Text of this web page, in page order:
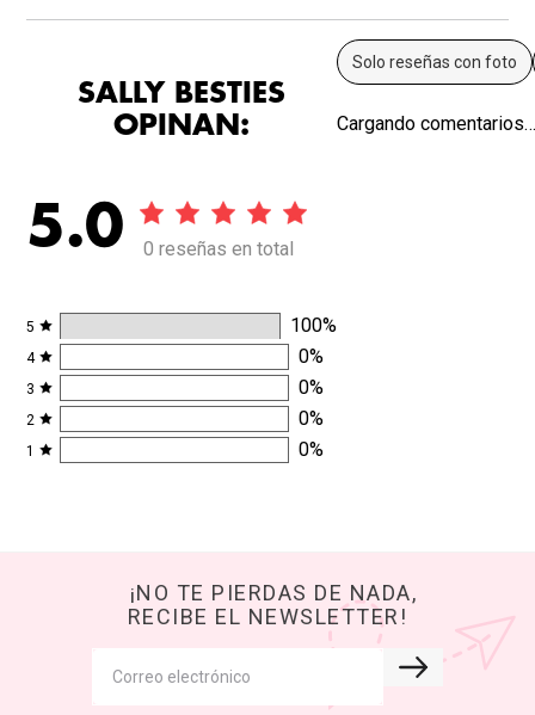
SALLY BESTIES
OPINAN:
5.0 0 reseñas en total
5 100%
4 0%
3 0%
2 0%
1 0%
Solo reseñas con foto
Cargando
¡NO TE PIERDAS DE NADA,
RECIBE EL NEWSLETTER!